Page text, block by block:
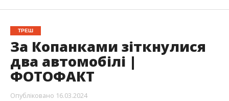
ТРЕШ
За Копанками зіткнулися
два автомобілі |
ФОТОФАКТ
Опубліковано 16.03.2024